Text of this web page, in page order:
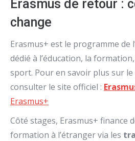
Erasmus de retour :
change
Erasmus+ est le programme de
dédié à l’éducation, la
sport. Pour en savoir plus sur
consulter le site officiel :
Erasmus+
Côté stages, Erasmus+ finance
formation à l’étranger via les